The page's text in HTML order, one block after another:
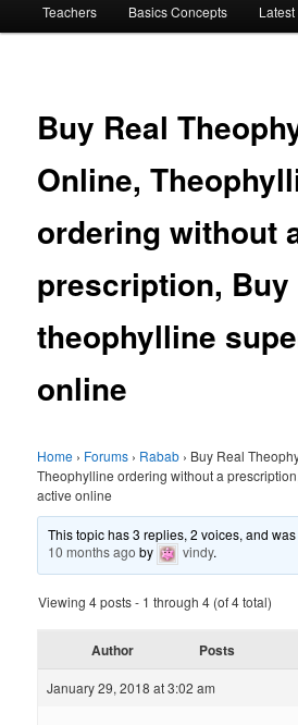
Teachers Basics Concepts
Buy Real
Online,
ordering without
prescription, Buy
theophylline
online
Home › Forums › Rabab › Buy Real
Theophylline ordering without a
active online
This topic has 3 replies, 2 voices, and
10 months ago by vindy.
Viewing 4 posts - 1 through 4 (of 4 total)
Author Posts
January 29, 2018 at 3:02 am